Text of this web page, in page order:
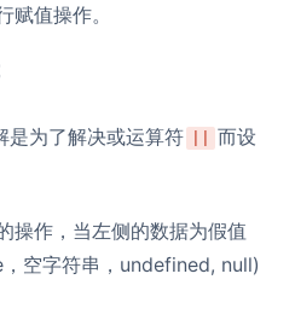
赋值操作。
是为了解决或运算符
而设
操作，当左侧的数据为假值
空字符串，undefined, null)